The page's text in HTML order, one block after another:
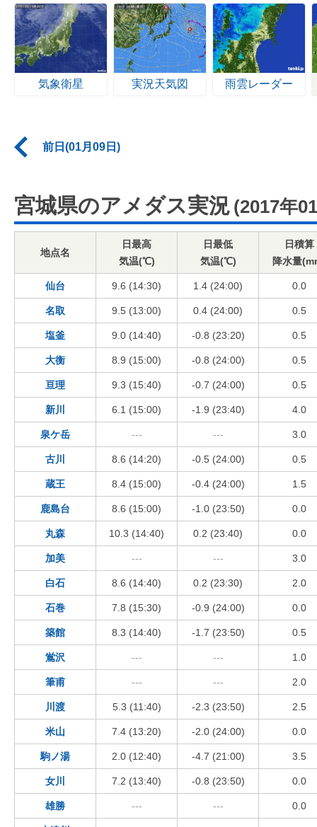
気象衛星 実況天気図 雨雲レーダー
前日(01月09日)
宮城県のアメダス実況 (2017年
地点名
日最高
気温(℃)
日最低
気温(℃)
日積算
降水量
仙台 9.6 (14:30) 1.4 (24:00) 0.0
名取 9.5 (13:00) 0.4 (24:00) 0.5
塩釜 9.0 (14:40) -0.8 (23:20) 0.5
大衡 8.9 (15:00) -0.8 (24:00) 0.5
亘理 9.3 (15:40) -0.7 (24:00) 0.5
新川 6.1 (15:00) -1.9 (23:40) 4.0
泉ケ岳 --- --- 3.0
古川 8.6 (14:20) -0.5 (24:00) 0.5
蔵王 8.4 (15:00) -0.4 (24:00) 1.5
鹿島台 8.6 (15:00) -1.0 (23:50) 0.0
丸森 10.3 (14:40) 0.2 (23:40) 0.0
加美 --- --- 3.0
白石 8.6 (14:40) 0.2 (23:30) 2.0
石巻 7.8 (15:30) -0.9 (24:00) 0.0
築館 8.3 (14:40) -1.7 (23:50) 0.5
鴬沢 --- --- 1.0
筆甫 --- --- 2.0
川渡 5.3 (11:40) -2.3 (23:50) 2.5
米山 7.4 (13:20) -2.0 (24:00) 0.0
駒ノ湯 2.0 (12:40) -4.7 (21:00) 3.5
女川 7.2 (13:40) -0.8 (23:50) 0.0
雄勝 --- --- 0.0